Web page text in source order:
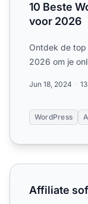
10 Beste
voor 2026
Ontdek de top
2026 om je
Jun 18, 2024
WordPress
Affiliate software
Affiliate